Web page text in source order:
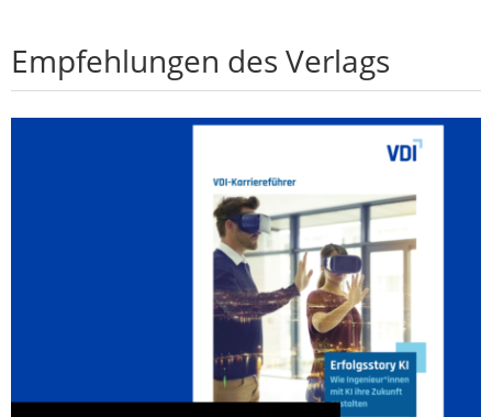
Empfehlungen des Verlags